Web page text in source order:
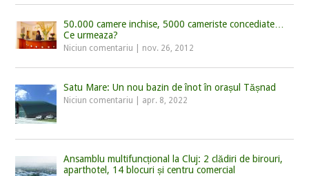
50.000 camere inchise, 5000 cameriste concediate…
Ce urmeaza?
Niciun comentariu nov. 26, 2012
Satu Mare: Un nou bazin de înot în orașul Tășnad
Niciun comentariu apr. 8, 2022
Ansamblu multifuncțional la Cluj: 2 clădiri de birouri,
aparthotel, 14 blocuri și centru comercial